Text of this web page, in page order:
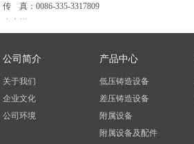
传 真：0086-335-3317809
公司简介
关于我们
企业文化
公司环境
产品中心
低压铸造设备
差压铸造设备
附属设备
附属设备及配件